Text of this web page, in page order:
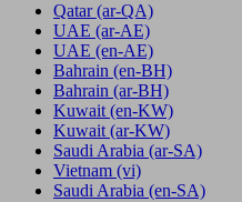
Qatar (ar-QA)
UAE (ar-AE)
UAE (en-AE)
Bahrain (en-BH)
Bahrain (ar-BH)
Kuwait (en-KW)
Kuwait (ar-KW)
Saudi Arabia (ar-SA)
Vietnam (vi)
Saudi Arabia (en-SA)